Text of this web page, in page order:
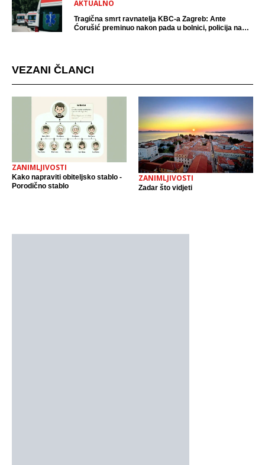
AKTUALNO
Tragična smrt ravnatelja KBC-a Zagreb: Ante
Ćorušić preminuo nakon pada u bolnici, policija na
VEZANI ČLANCI
ZANIMLJIVOSTI
Kako napraviti obiteljsko stablo -
Porodično stablo
ZANIMLJIVOSTI
Zadar što vidjeti